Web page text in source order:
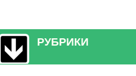
РУБРИКИ